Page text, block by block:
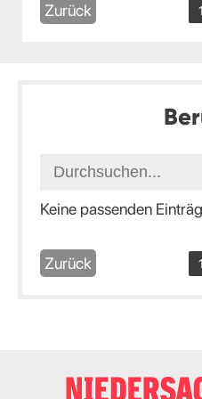
Zurück 1
Keine passenden
Zurück 1